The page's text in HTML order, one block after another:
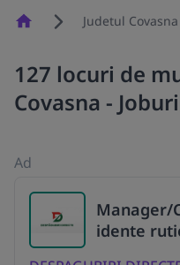
HomepageJudetul Covasna
127 locuri de
Covasna -
Ad
Manager/
idente